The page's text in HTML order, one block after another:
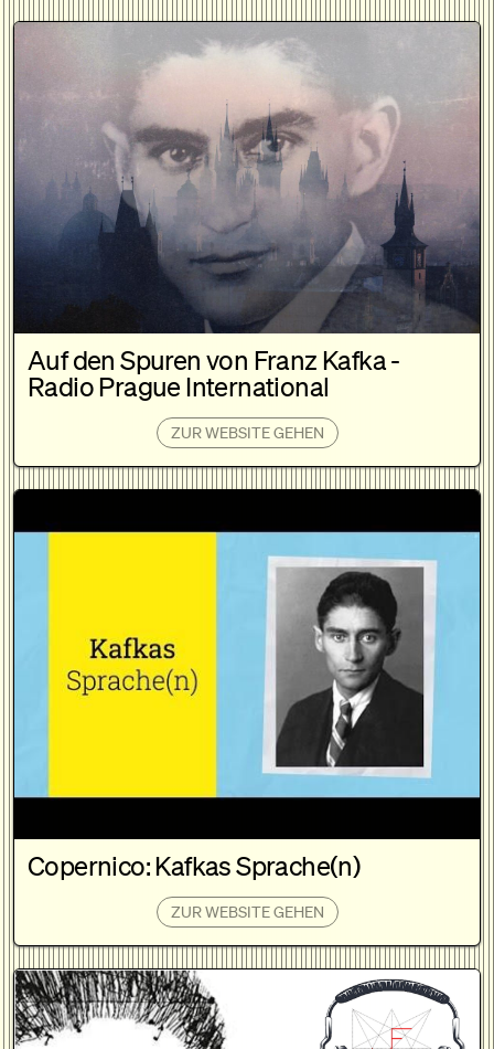
Auf den Spuren von Franz Kafka -
Radio Prague International
ZUR WEBSITE GEHEN
Copernico: Kafkas Sprache(n)
ZUR WEBSITE GEHEN